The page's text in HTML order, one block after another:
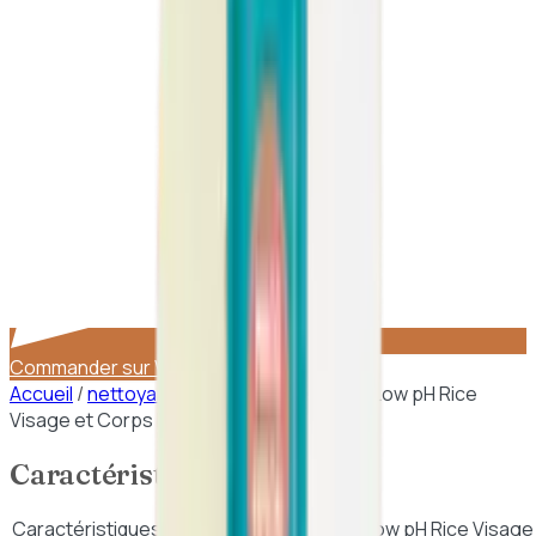
Commander sur WhatsApp
Accueil /nettoyants
Beauty of Joseon – Low pH Rice
Visage et Corps Nettoyant Pain 100g
Caractéristiques
Caractéristiques de
Beauty of Joseon – Low pH Rice